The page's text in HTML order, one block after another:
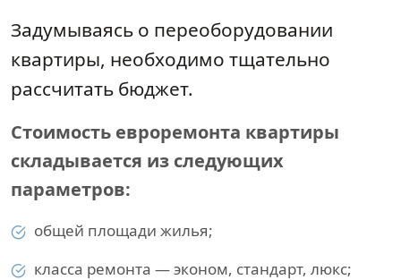
Задумываясь о переоборудовании
квартиры, необходимо тщательно
рассчитать бюджет.
Стоимость евроремонта квартиры
складывается из следующих
параметров:
общей площади жилья;
класса ремонта — эконом, стандарт, люкс;